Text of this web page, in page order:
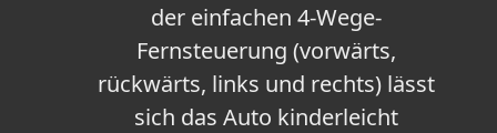
der einfachen 4-Wege-
Fernsteuerung (vorwärts,
rückwärts, links und rechts) lässt
sich das Auto kinderleicht